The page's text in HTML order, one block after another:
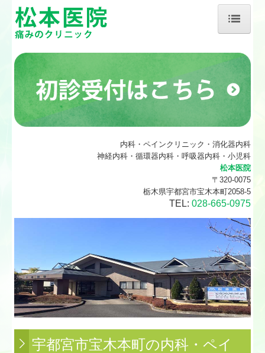
当院について
お役立ち医療情報
初診の方へ
ペインクリニックについて
採用情報（正社員）
採用情報（パート）
内科・ペインクリニック・消化器内科
神経内科・循環器内科・呼吸器内科・小児科
松本医院
〒320-0075
栃木県宇都宮市宝木本町2058-5
TEL: 028-665-0975
宇都宮市宝木本町の内科・ペイ